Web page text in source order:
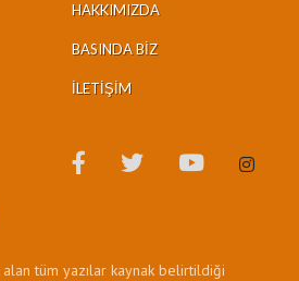
HAKKIMIZDA
BASINDA BIZ
İLETIŞIM
alan tüm yazılar kaynak belirtildiği